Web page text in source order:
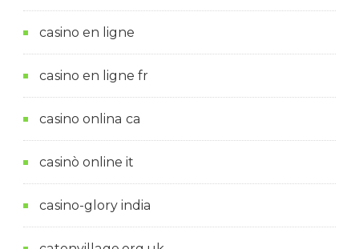
casino en ligne
casino en ligne fr
casino onlina ca
casinò online it
casino-glory india